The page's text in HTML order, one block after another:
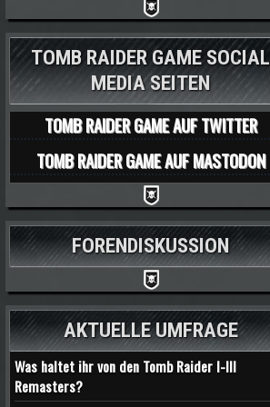
TOMB RAIDER GAME SOCIAL
MEDIA SEITEN
TOMB RAIDER GAME AUF TWITTER
TOMB RAIDER GAME AUF MASTODON
FORENDISKUSSION
AKTUELLE UMFRAGE
Was haltet ihr von den Tomb Raider I-III
Remasters?